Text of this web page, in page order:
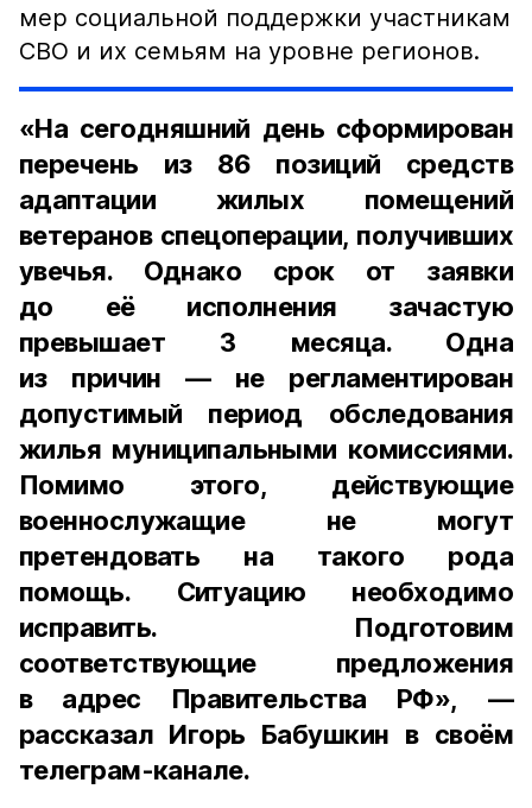
мер социальной поддержки участникам
СВО и их семьям на уровне регионов.
«На сегодняшний день сформирован
перечень из 86 позиций средств
адаптации жилых помещений
ветеранов спецоперации, получивших
увечья. Однако срок от заявки
до её исполнения зачастую
превышает 3 месяца. Одна
из причин — не регламентирован
допустимый период обследования
жилья муниципальными комиссиями.
Помимо этого, действующие
военнослужащие не могут
претендовать на такого рода
помощь. Ситуацию необходимо
исправить. Подготовим
соответствующие предложения
в адрес Правительства РФ», —
рассказал Игорь Бабушкин в своём
телеграм-канале.